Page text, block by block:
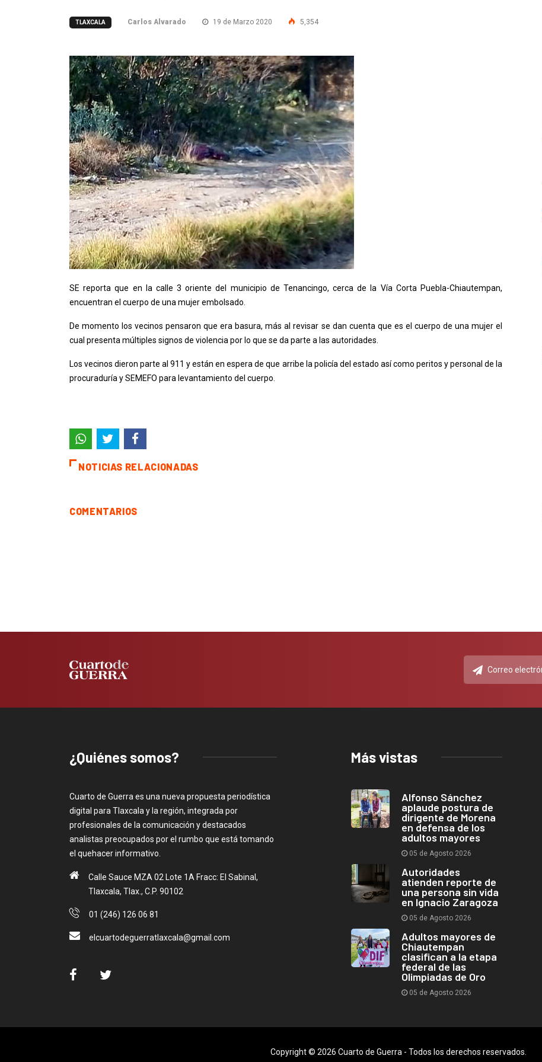
TLAXCALA Carlos Alvarado 19 de Marzo 2020 5,354
SE reporta que en la calle 3 oriente del municipio de Tenancingo, cerca de la Vía Corta Puebla-Chiautempan,
encuentran el cuerpo de una mujer embolsado.
De momento los vecinos pensaron que era basura, más al revisar se dan cuenta que es el cuerpo de una mujer el
cual presenta múltiples signos de violencia por lo que se da parte a las autoridades.
Los vecinos dieron parte al 911 y están en espera de que arribe la policía del estado así como peritos y personal de la
procuraduría y SEMEFO para levantamiento del cuerpo.
NOTICIAS RELACIONADAS
COMENTARIOS
¿Quiénes somos?
Cuarto de Guerra es una nueva propuesta periodística
digital para Tlaxcala y la región, integrada por
profesionales de la comunicación y destacados
analistas preocupados por el rumbo que está tomando
el quehacer informativo.
Calle Sauce MZA 02 Lote 1A Fracc: El Sabinal,
Tlaxcala, Tlax., C.P. 90102
01 (246) 126 06 81
elcuartodeguerratlaxcala@gmail.com
Más vistas
Alfonso Sánchez
aplaude postura de
dirigente de Morena
en defensa de los
adultos mayores
05 de Agosto 2026
Autoridades
atienden reporte de
una persona sin vida
en Ignacio Zaragoza
05 de Agosto 2026
Adultos mayores de
Chiautempan
clasifican a la etapa
federal de las
Olimpiadas de Oro
05 de Agosto 2026
Copyright © 2026 Cuarto de Guerra - Todos los derechos reservados.